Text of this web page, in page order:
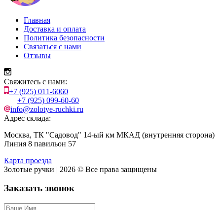
Главная
Доставка и оплата
Политика безопасности
Связаться с нами
Отзывы
Свяжитесь с нами:
+7 (925) 011-6060
+7 (925) 099-60-60
info@zolotye-ruchki.ru
Адрес склада:
Москва, ТК "Садовод" 14-ый км МКАД (внутренняя сторона)
Линия 8 павильон 57
Карта проезда
Золотые ручки | 2026 © Все права защищены
Заказать звонок